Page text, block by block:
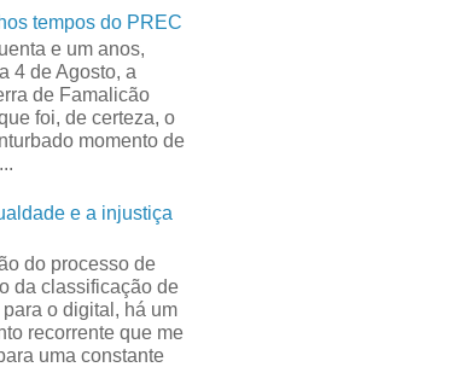
tempos do PREC
e um anos,
4 de Agosto, a
de Famalicão
foi, de certeza, o
momento de
e a injustiça
do processo de
da classificação de
o digital, há um
recorrente que me
uma constante